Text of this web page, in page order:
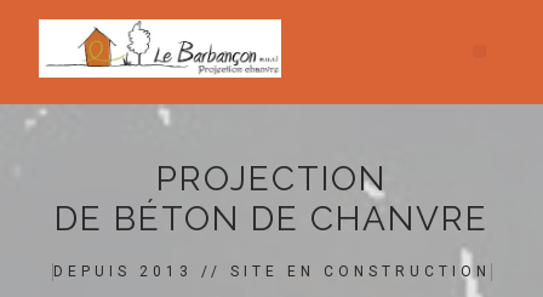
PROJECTION
DE BÉTON DE CHANVRE
DEPUIS 2013 // SITE EN CONSTRUCTION